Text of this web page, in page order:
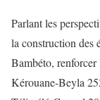
Parlant les
la construction des
Bambéto,
Kérouane-Beyla